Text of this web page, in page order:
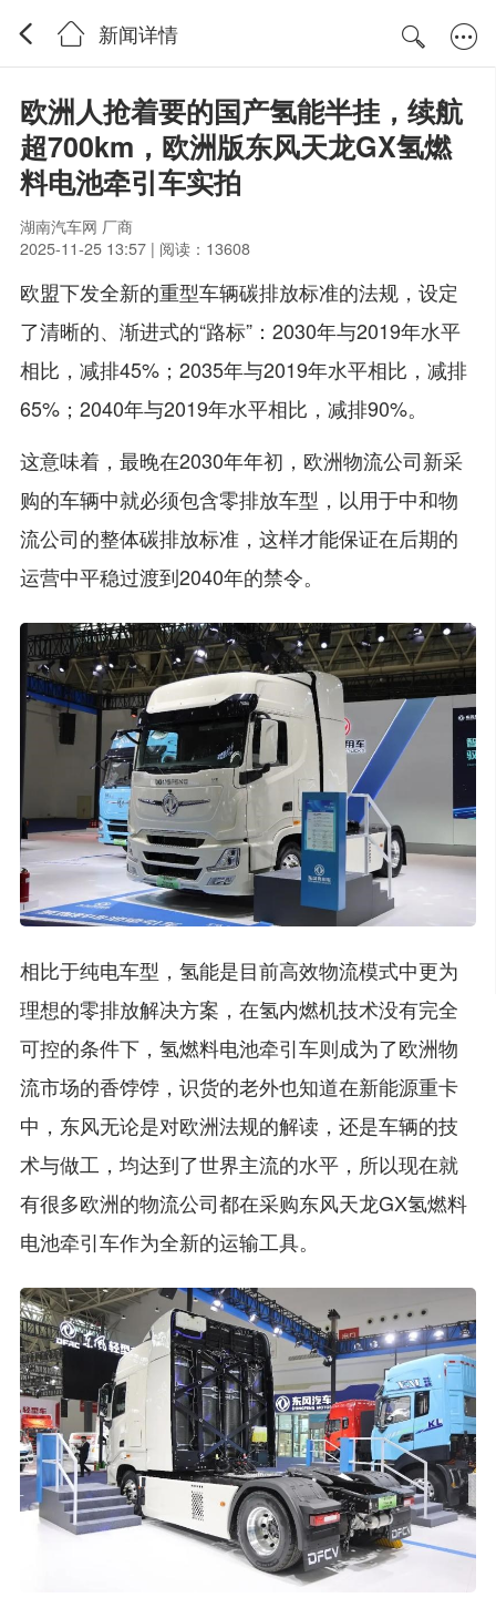
新闻详情
欧洲人抢着要的国产氢能半挂，续航
超700km，欧洲版东风天龙GX氢燃
料电池牵引车实拍
湖南汽车网 厂商
2025-11-25 13:57 | 阅读：13608
欧盟下发全新的重型车辆碳排放标准的法规，设定
了清晰的、渐进式的“路标”：2030年与2019年水平
相比，减排45%；2035年与2019年水平相比，减排
65%；2040年与2019年水平相比，减排90%。
这意味着，最晚在2030年年初，欧洲物流公司新采
购的车辆中就必须包含零排放车型，以用于中和物
流公司的整体碳排放标准，这样才能保证在后期的
运营中平稳过渡到2040年的禁令。
相比于纯电车型，氢能是目前高效物流模式中更为
理想的零排放解决方案，在氢内燃机技术没有完全
可控的条件下，氢燃料电池牵引车则成为了欧洲物
流市场的香饽饽，识货的老外也知道在新能源重卡
中，东风无论是对欧洲法规的解读，还是车辆的技
术与做工，均达到了世界主流的水平，所以现在就
有很多欧洲的物流公司都在采购东风天龙GX氢燃料
电池牵引车作为全新的运输工具。